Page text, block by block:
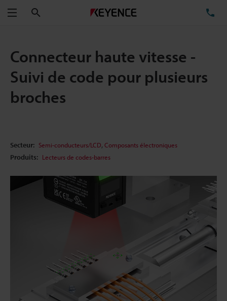
Menu
Connecteur haute vitesse -
Suivi de code pour plusieurs
broches
Secteur: Semi-conducteurs/LCD, Composants électroniques
Produits: Lecteurs de codes-barres